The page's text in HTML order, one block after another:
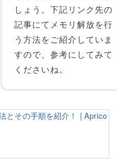
しょう。下記リンク先の
記事にてメモリ解放を行
う方法をご紹介していま
すので、参考にしてみて
くださいね。
とその手順を紹介！ | Aprico